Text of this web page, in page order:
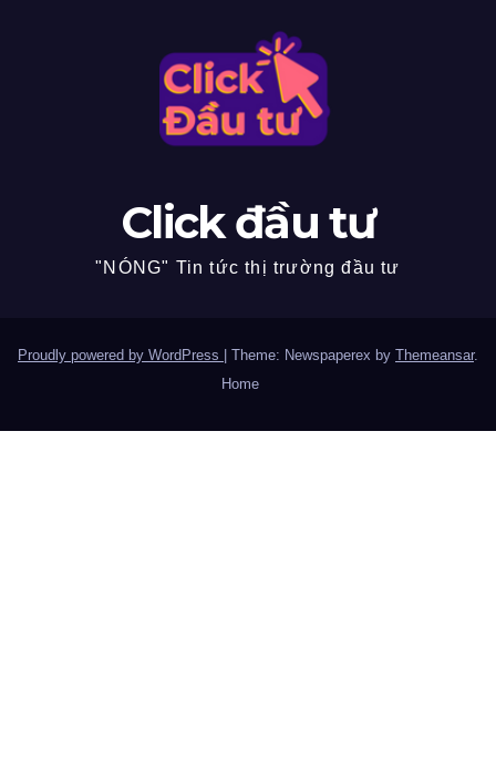
Click đầu tư
"NÓNG" Tin tức thị trường đầu tư
Proudly powered by WordPress Theme: Newspaperex by Themeansar.
Home